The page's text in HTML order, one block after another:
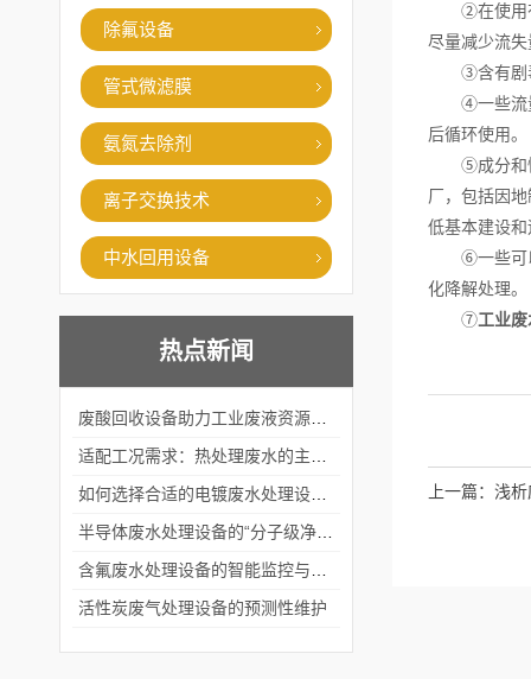
除氟设备
管式微滤膜
氨氮去除剂
离子交换技术
中水回用设备
热点新闻
活性炭废气处理设备的预测性维护
②在使用有
尽量减少流失
③含有剧毒
④一些流量
后循环使用。
⑤成分和性
厂，包括因
低基本建设
⑥一些可以
化降解处理。
⑦工业废
上一篇： 浅析